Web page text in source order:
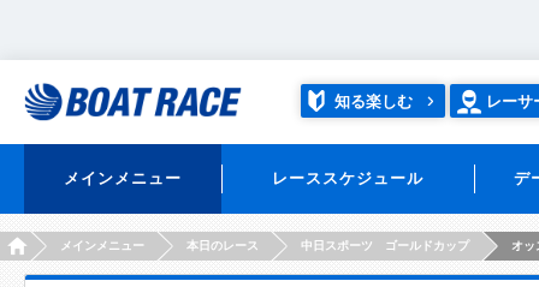
知る楽しむ レーサ
メインメニュー レーススケジュール デ
HOMEメインメニュー 本日のレース 中日スポーツ ゴールドカップ オッ